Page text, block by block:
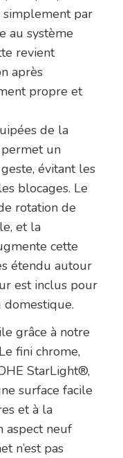
simplement par
au système
revient
après
propre et
de la
un
évitant les
blocages. Le
rotation de
et la
cette
étendu autour
est inclus pour
domestique.
grâce à notre
fini chrome,
StarLight®,
surface facile
et à la
aspect neuf
n’est pas